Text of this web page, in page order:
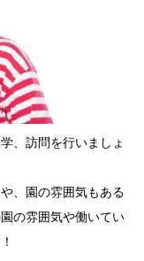
、訪問を行いましょ
、園の雰囲気もある
の雰囲気や働いてい